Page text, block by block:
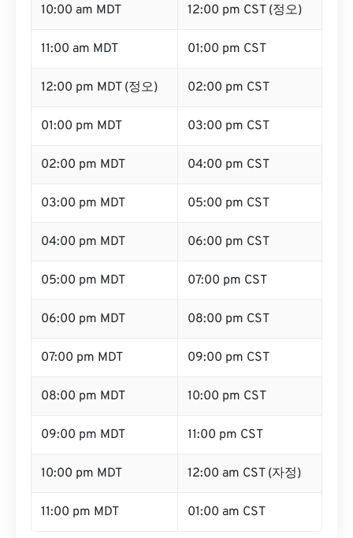
10:00 am MDT 12:00 pm CST (정오)
11:00 am MDT 01:00 pm CST
12:00 pm MDT (정오) 02:00 pm CST
01:00 pm MDT 03:00 pm CST
02:00 pm MDT 04:00 pm CST
03:00 pm MDT 05:00 pm CST
04:00 pm MDT 06:00 pm CST
05:00 pm MDT 07:00 pm CST
06:00 pm MDT 08:00 pm CST
07:00 pm MDT 09:00 pm CST
08:00 pm MDT 10:00 pm CST
09:00 pm MDT 11:00 pm CST
10:00 pm MDT 12:00 am CST (자정)
11:00 pm MDT 01:00 am CST